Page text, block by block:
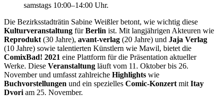
samstags 10:00–14:00 Uhr.
Die Bezirksstadträtin Sabine Weißler betont, wie wichtig diese
Kulturveranstaltung fürBerlin ist. Mit langjährigen Akteuren wie
Reprodukt (30 Jahre), avant-verlag (20 Jahre) und Jaja Verlag
(10 Jahre) sowie talentierten Künstlern wie Mawil, bietet die
ComixBad! 2021 eine Plattform für die Präsentation aktueller
Werke. Diese Veranstaltung läuft vom 11. Oktober bis 26.
November und umfasst zahlreiche Highlights wie
Buchvorstellungen und ein spezielles Comic-Konzert mit Itay
Dvori am 25. November.